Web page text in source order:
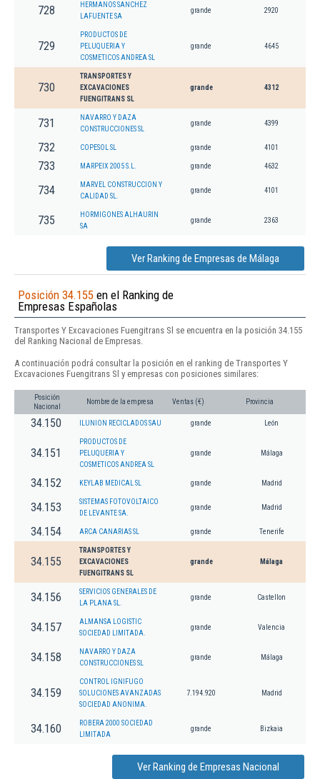
728
HERMANOS SANCHEZ
LAFUENTE SA
grande 2920
729
PRODUCTOS DE
PELUQUERIA Y
COSMETICOS ANDREA SL
grande 4645
730
TRANSPORTES Y
EXCAVACIONES
FUENGITRANS SL
grande 4312
731
NAVARRO Y DAZA
CONSTRUCCIONES SL
grande 4399
732 COPESOL SL grande 4101
733 MARPEIX 2005 S.L. grande 4632
734
MARVEL CONSTRUCCION Y
CALIDAD SL.
grande 4101
735
HORMIGONES ALHAURIN
SA
grande 2363
Ver Ranking de Empresas de Málaga
Posición 34.155 en el Ranking de
Empresas Españolas
Transportes Y Excavaciones Fuengitrans Sl se encuentra en la posición 34.155
del Ranking Nacional de Empresas.
A continuación podrá consultar la posición en el ranking de Transportes Y
Excavaciones Fuengitrans Sl y empresas con posiciones similares:
Posición
Nacional
Nombre de la empresa Ventas (€) Provincia
34.150 ILUNION RECICLADOS SAU grande León
34.151
PRODUCTOS DE
PELUQUERIA Y
COSMETICOS ANDREA SL
grande Málaga
34.152 KEYLAB MEDICAL SL grande Madrid
34.153
SISTEMAS FOTOVOLTAICO
DE LEVANTE SA.
grande Madrid
34.154 ARCA CANARIAS SL grande Tenerife
34.155
TRANSPORTES Y
EXCAVACIONES
FUENGITRANS SL
grande Málaga
34.156
SERVICIOS GENERALES DE
LA PLANA SL.
grande Castellon
34.157
ALMANSA LOGISTIC
SOCIEDAD LIMITADA.
grande Valencia
34.158
NAVARRO Y DAZA
CONSTRUCCIONES SL
grande Málaga
34.159
CONTROL IGNIFUGO
SOLUCIONES AVANZADAS
SOCIEDAD ANONIMA.
7.194.920 Madrid
34.160
ROBERA 2000 SOCIEDAD
LIMITADA
grande Bizkaia
Ver Ranking de Empresas Nacional